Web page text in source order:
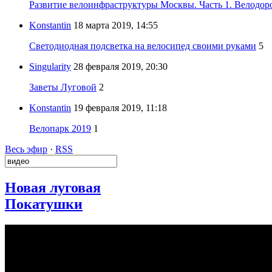
Развитие велоинфраструктуры Москвы. Часть 1.
Konstantin 18 марта 2019, 14:55
Светодиодная подсветка на велосипед своими руками 5
Singularity 28 февраля 2019, 20:30
Заветы Луговой 2
Konstantin 19 февраля 2019, 11:18
Велопарк 2019 1
Весь эфир · RSS
Новая луговая
Покатушки